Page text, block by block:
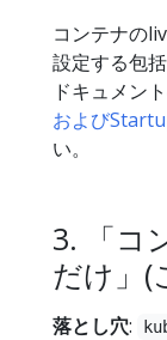
コンテナの
設定する包
ドキュメン
および
い。
3. 「コ
だけ」(
落とし穴: